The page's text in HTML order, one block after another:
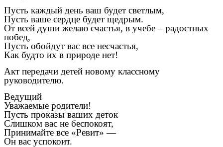
Пусть каждый день ваш будет светлым,
Пусть ваше сердце будет щедрым.
От всей души желаю счастья, в учебе – радостных
побед,
Пусть обойдут вас все несчастья,
Как будто их в природе нет!
Акт передачи детей новому классному
руководителю.
Ведущий
Уважаемые родители!
Пусть проказы ваших деток
Слишком вас не беспокоят,
Принимайте все «Ревит» —
Он вас успокоит.